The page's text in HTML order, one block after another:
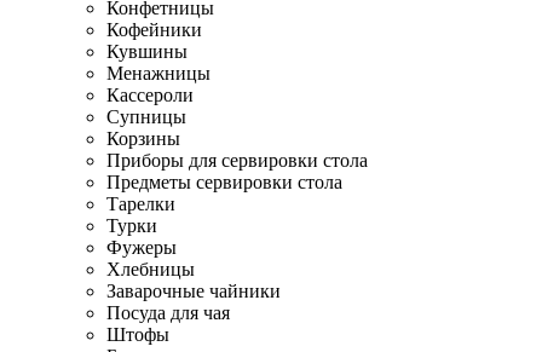
Конфетницы
Кофейники
Кувшины
Менажницы
Кассероли
Супницы
Корзины
Приборы для сервировки стола
Предметы сервировки стола
Тарелки
Турки
Фужеры
Хлебницы
Заварочные чайники
Посуда для чая
Штофы